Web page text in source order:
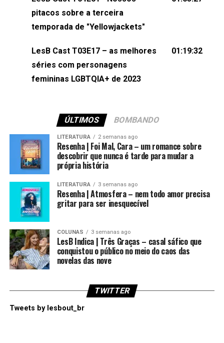
(⁠⁠⁠⁠@brunarfentanes⁠⁠⁠⁠) e Pollyelly FlorêncioEdição de
Naiady Machado
pitacos sobre a terceira
temporada de "Yellowjackets"
LesB Cast T03E17 – as melhores
séries com personagens
femininas LGBTQIA+ de 2023
01:19:32
ÚLTIMOS BOMBANDO
LITERATURA 2 semanas ago
Resenha | Foi Mal, Cara – um romance sobre
descobrir que nunca é tarde para mudar a
própria história
LITERATURA 3 semanas ago
Resenha | Atmosfera – nem todo amor precisa
gritar para ser inesquecível
COLUNAS 3 semanas ago
LesB Indica | Três Graças – casal sáfico que
conquistou o público no meio do caos das
novelas das nove
TWITTER
Tweets by lesbout_br